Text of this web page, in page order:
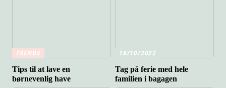
TRENDS
Tips til at lave en
børnevenlig have
18/10/2022
Tag på ferie med hele
familien i bagagen